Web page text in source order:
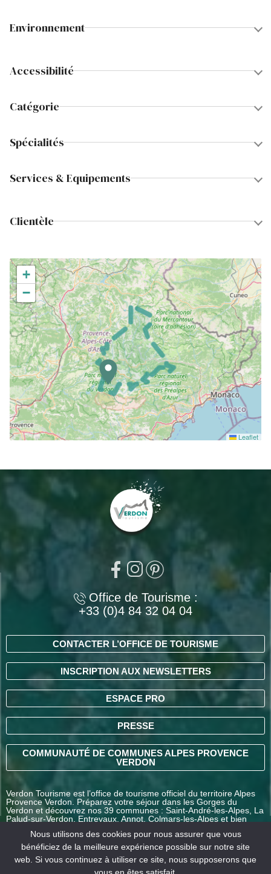
Environnement
Accessibilité
Catégorie
Spécialités
Services & Equipements
Clientèle
+
−
Leaflet
Office de Tourisme :
+33 (0)4 84 32 04 04
CONTACTER L’OFFICE DE TOURISME
INSCRIPTION AUX NEWSLETTERS
ESPACE PRO
PRESSE
COMMUNAUTÉ DE COMMUNES ALPES PROVENCE
VERDON
Verdon Tourisme est l’office de tourisme officiel du territoire Alpes
Provence Verdon. Préparez votre séjour dans les Gorges du
Verdon et découvrez nos 39 communes : Saint-André-les-Alpes, La
Palud-sur-Verdon, Entrevaux, Annot, Colmars-les-Alpes et bien
COMMENT VENIR ?
Nous utilisons des cookies pour nous assurer que vous
bénéficiez de la meilleure expérience possible sur notre site
web. Si vous continuez à utiliser ce site, nous supposerons que